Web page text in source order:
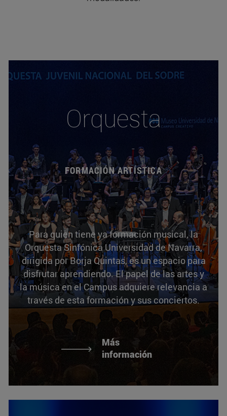
Orquesta
FORMACIÓN ARTÍSTICA
Para quien tiene ya formación musical, la
Orquesta Sinfónica Universidad de Navarra,
dirigida por Borja Quintas, es un espacio para
disfrutar aprendiendo. El papel de las artes y
la música en el Campus adquiere relevancia a
través de esta formación y sus conciertos.
Más
información